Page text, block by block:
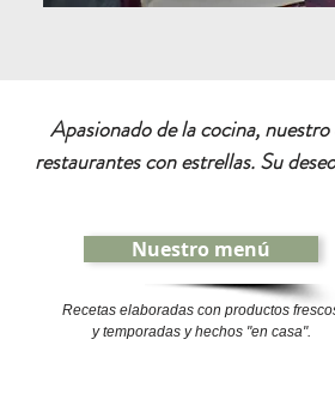
Apasionado de la cocina,
restaurantes con estrellas. Su
Nuestro menú
Recetas elaboradas con productos
y temporadas y hechos "en casa".